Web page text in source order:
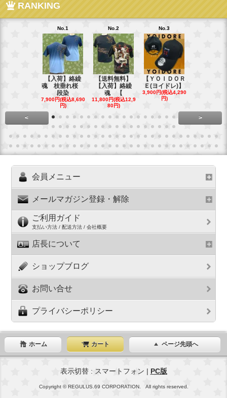
RANKING
No.1
【入荷】絡繰
魂 枝垂れ桜
段染
7,900円(税込8,690
円)
No.2
【送料無料】
【入荷】絡繰
魂 【
11,800円(税込12,9
80円)
No.3
【ＹＯＩＤＯＲ
Ｅ(ヨイドレ)】
3,900円(税込4,290
円)
< >
会員メニュー
メールマガジン登録・解除
ご利用ガイド
支払い方法 / 配送方法 / 会社概要
店長について
ショップブログ
お問い合せ
プライバシーポリシー
ホーム カート ページ先頭へ
表示切替 : スマートフォン | PC版
Copyright © REGULUS.69 CORPORATION. All rights reserved.